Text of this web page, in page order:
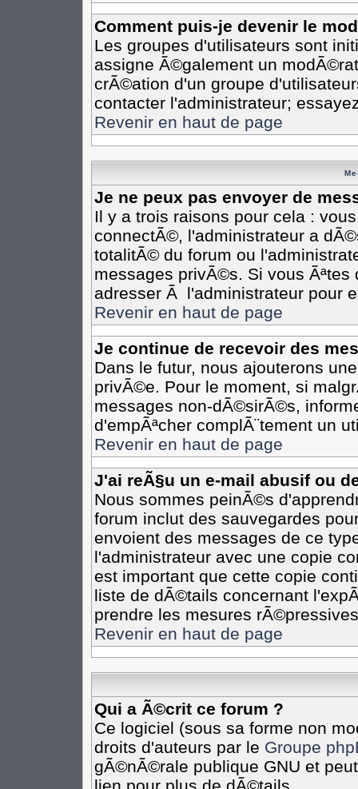
Comment puis-je devenir le
Les groupes d'utilisateurs sont
assigne Ã©galement un
crÃ©ation d'un groupe
contacter l'administrateur;
Revenir en haut de page
Je ne peux pas envoyer de
Il y a trois raisons pour cela :
connectÃ©, l'administrateur a
totalitÃ© du forum ou
messages privÃ©s. Si vous
adresser Ã l'administrateur pour
Revenir en haut de page
Je continue de recevoir des
Dans le futur, nous ajouterons
privÃ©e. Pour le moment, si
messages non-dÃ©sirÃ©s,
d'empÃªcher complÃ¨tement un
Revenir en haut de page
J'ai reÃ§u un e-mail abusif ou
Nous sommes peinÃ©s
forum inclut des sauvegardes
envoient des messages de ce
l'administrateur avec une copie
est important que cette copie
liste de dÃ©tails concernant
prendre les mesures
Revenir en haut de page
Qui a Ã©crit ce forum ?
Ce logiciel (sous sa forme non
droits d'auteurs par le Groupe
gÃ©nÃ©rale publique GNU et